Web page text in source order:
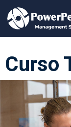
Curso